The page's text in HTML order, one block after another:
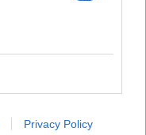
Privacy Policy